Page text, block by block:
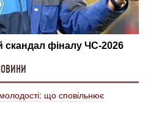
що сповільнює